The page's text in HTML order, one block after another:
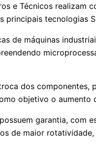
e Técnicos realizam
tecnologias
de máquinas
dos
objetivo o
garantia, com
de maior